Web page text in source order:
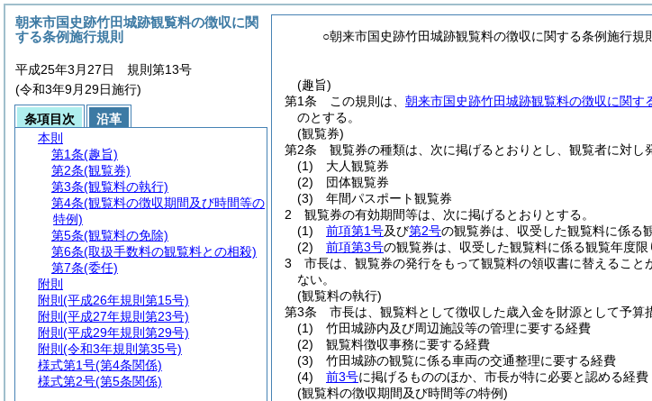
○朝来市国史跡竹田城跡観覧料の徴収に関する条例施行規
(趣旨)
第1条
この規則は、 朝来市国史跡竹田城跡観覧料の徴収に関す
のとする。
(観覧券)
第2条
観覧券の種類は、次に掲げるとおりとし、観覧者に対し
(1)
大人観覧券
(2)
団体観覧券
(3)
年間パスポート観覧券
2
観覧券の有効期間等は、次に掲げるとおりとする。
(1)
前項第1号及び第2号の観覧券は、収受した観覧料に係る
(2)
前項第3号の観覧券は、収受した観覧料に係る観覧年度限
3
市長は、観覧券の発行をもって観覧料の領収書に替えること
ない。
(観覧料の執行)
第3条
市長は、観覧料として徴収した歳入金を財源として予算
(1)
竹田城跡内及び周辺施設等の管理に要する経費
(2)
観覧料徴収事務に要する経費
(3)
竹田城跡の観覧に係る車両の交通整理に要する経費
(4)
前3号に掲げるもののほか、市長が特に必要と認める経費
(観覧料の徴収期間及び時間等の特例)
朝来市国史跡竹田城跡観覧料の徴収に関
する条例施行規則
平成25年3月27日 規則第13号
(令和3年9月29日施行)
条項目次
沿革
本則
第1条(趣旨)
第2条(観覧券)
第3条(観覧料の執行)
第4条(観覧料の徴収期間及び時間等の
特例)
第5条(観覧料の免除)
第6条(取扱手数料の観覧料との相殺)
第7条(委任)
附則
附則 (平成26年規則第15号)
附則 (平成27年規則第23号)
附則 (平成29年規則第29号)
附則 (令和3年規則第35号)
様式第1号(第4条関係)
様式第2号(第5条関係)